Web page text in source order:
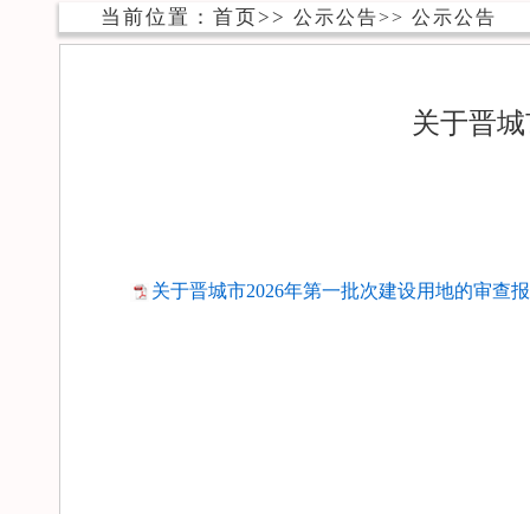
当前位置： 首页>> 公示公告>> 公示公告
关于晋
关于晋城市2026年第一批次建设用地的审查